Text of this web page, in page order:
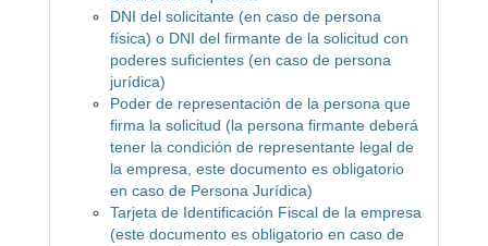
DNI del solicitante (en caso de persona
física) o DNI del firmante de la solicitud con
poderes suficientes (en caso de persona
jurídica)
Poder de representación de la persona que
firma la solicitud (la persona firmante deberá
tener la condición de representante legal de
la empresa, este documento es obligatorio
en caso de Persona Jurídica)
Tarjeta de Identificación Fiscal de la empresa
(este documento es obligatorio en caso de